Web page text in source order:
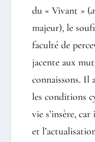
du « Vivant » (
majeur), le
faculté de
jacente aux
connaissons. Il
les conditions
vie s’insère,
et